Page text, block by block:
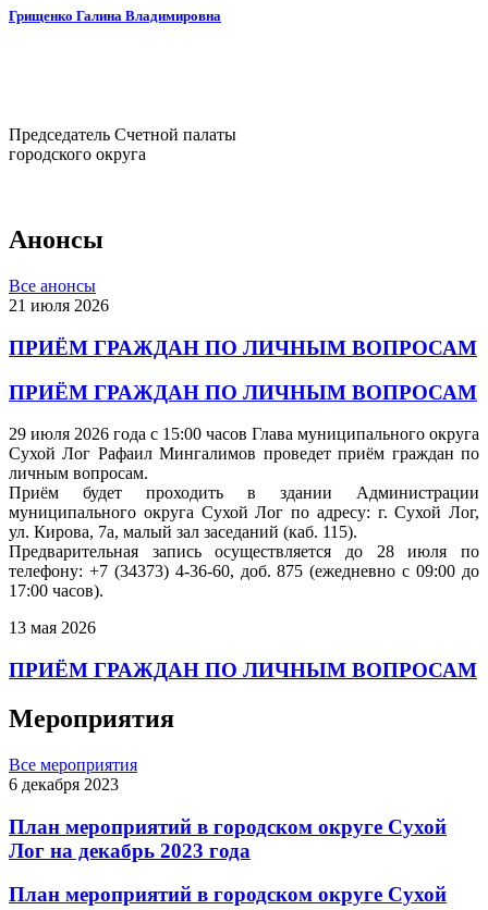
Грищенко Галина Владимировна
Председатель Счетной палаты
городского округа
Анонсы
Все анонсы
21 июля 2026
ПРИЁМ ГРАЖДАН ПО ЛИЧНЫМ ВОПРОСАМ
ПРИЁМ ГРАЖДАН ПО ЛИЧНЫМ ВОПРОСАМ
29 июля 2026 года с 15:00 часов Глава муниципального округа
Сухой Лог Рафаил Мингалимов проведет приём граждан по
личным вопросам.
Приём будет проходить в здании Администрации
муниципального округа Сухой Лог по адресу: г. Сухой Лог,
ул. Кирова, 7а, малый зал заседаний (каб. 115).
Предварительная запись осуществляется до 28 июля по
телефону: +7 (34373) 4-36-60, доб. 875 (ежедневно с 09:00 до
17:00 часов).
13 мая 2026
ПРИЁМ ГРАЖДАН ПО ЛИЧНЫМ ВОПРОСАМ
Мероприятия
Все мероприятия
6 декабря 2023
План мероприятий в городском округе Сухой
Лог на декабрь 2023 года
План мероприятий в городском округе Сухой